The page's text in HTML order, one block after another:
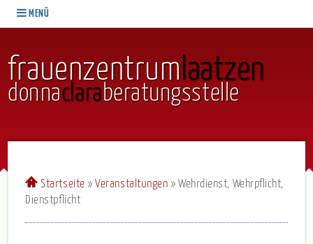
MENÜ
frauenzentrum laatzen
donnaclaraberatungsstelle
Startseite »Veranstaltungen »Wehrdienst, Wehrpflicht,
Dienstpflicht